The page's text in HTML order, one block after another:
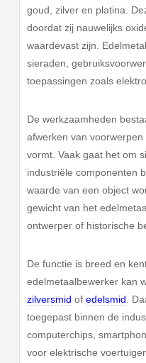
goud, zilver en platina.
doordat zij nauwelijks
waardevast zijn.
sieraden,
toepassingen zoals
De werkzaamheden
afwerken van
vormt. Vaak gaat het om
industriële componenten
waarde van een object
gewicht van het
ontwerper of historische
De functie is breed en
edelmetaalbewerker kan
zilversmid ofedelsmid .
toegepast binnen de
computerchips,
voor elektrische